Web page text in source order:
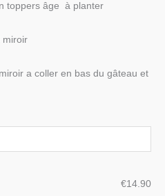
toppers âge à planter
miroir
a coller en bas du gâteau et
€‎14.90